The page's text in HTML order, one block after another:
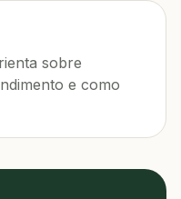
sobre
e como